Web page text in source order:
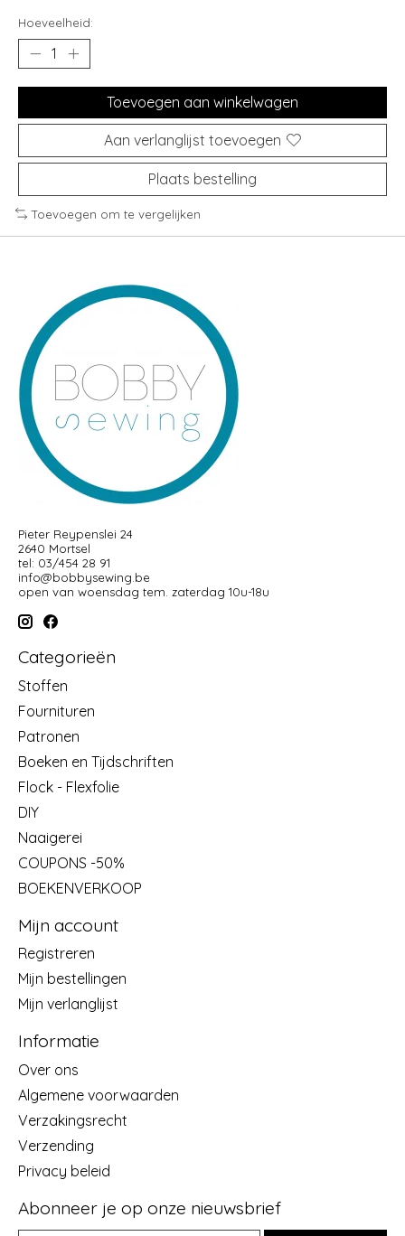
Hoeveelheid:
Toevoegen aan winkelwagen
Aan verlanglijst toevoegen
Plaats bestelling
Toevoegen om te vergelijken
Pieter Reypenslei 24
2640 Mortsel
tel: 03/454 28 91
info@bobbysewing.be
open van woensdag tem. zaterdag 10u-18u
Categorieën
Stoffen
Fournituren
Patronen
Boeken en Tijdschriften
Flock - Flexfolie
DIY
Naaigerei
COUPONS -50%
BOEKENVERKOOP
Mijn account
Registreren
Mijn bestellingen
Mijn verlanglijst
Informatie
Over ons
Algemene voorwaarden
Verzakingsrecht
Verzending
Privacy beleid
Abonneer je op onze nieuwsbrief